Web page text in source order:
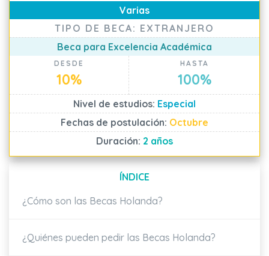
Varias
TIPO DE BECA: EXTRANJERO
Beca para Excelencia Académica
DESDE
10%
HASTA
100%
Nivel de estudios: Especial
Fechas de postulación: Octubre
Duración: 2 años
ÍNDICE
¿Cómo son las Becas Holanda?
¿Quiénes pueden pedir las Becas Holanda?